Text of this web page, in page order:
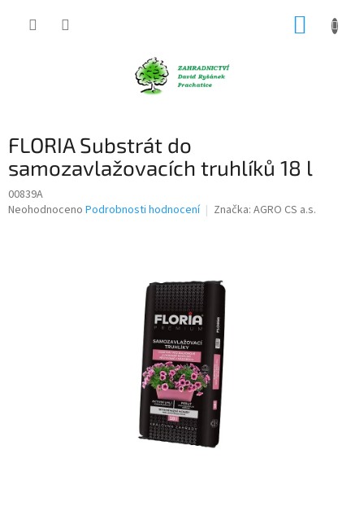
FLORIA Substrát do
samozavlažovacích truhlíků 18 l
00839A
Průměrné
Neohodnoceno Podrobnosti hodnocení Značka: AGRO CS a.s.